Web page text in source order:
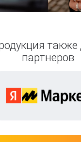
также
партнеров